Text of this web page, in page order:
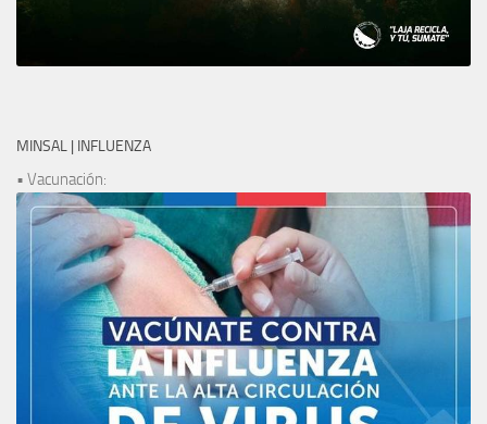
MINSAL | INFLUENZA
• Vacunación: